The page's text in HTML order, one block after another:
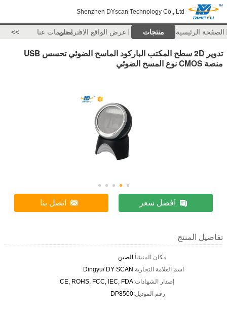
Shenzhen DYscan Technology Co., Ltd
الصفحة الرئيسية منتجات عرض الواقع الافتراضيمعلومات عنا >>
تدوير 2D سطح المكتب الباركود الماسح الضوئي تحسس USB
منصة CMOS نوع المسح الضوئي
افضل سعر اتصل بنا
تفاصيل المنتج
مكان المنشأ:الصين
اسم العلامة التجارية:Dingyu/ DY SCAN
إصدار الشهادات:CE, ROHS, FCC, IEC, FDA
رقم الموديل:DP8500